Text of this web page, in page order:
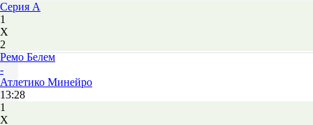
Серия А
1
Х
2
Ремо Белем
-
Атлетико Минейро
13:28
1
Х